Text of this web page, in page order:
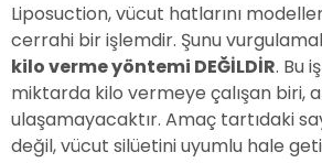
Liposuction, vücut hatlarını
cerrahi bir işlemdir. Şunu
kilo verme yöntemi DEĞİLDİR. Bu
miktarda kilo vermeye çalışan biri,
ulaşamayacaktır. Amaç tartıdaki
değil, vücut silüetini uyumlu hale